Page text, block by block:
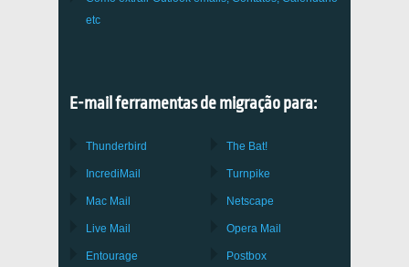
etc
E-mail ferramentas de migração para:
Thunderbird
IncrediMail
Mac Mail
Live Mail
Entourage
The Bat!
Turnpike
Netscape
Opera Mail
Postbox